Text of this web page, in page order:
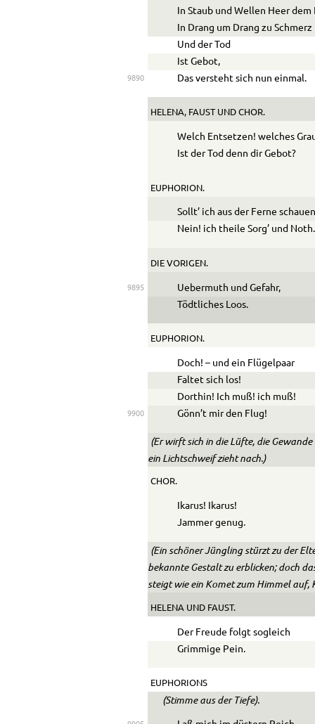
In Staub und Wellen Heer dem
In Drang um Drang zu
Und der Tod
Ist Gebot,
9890 Das versteht sich nun einmal.
HELENA, FAUST UND CHOR.
Welch Entsetzen! welches
Ist der Tod denn dir Gebot?
EUPHORION.
Sollt’ ich aus der Ferne
Nein! ich theile Sorg’ und Noth.
DIE VORIGEN.
9895
Uebermuth und Gefahr,
Tödtliches Loos.
EUPHORION.
Doch! – und ein Flügelpaar
Faltet sich los!
Dorthin! Ich muß! ich muß!
9900 Gönn’t mir den Flug!
(Er wirft sich in die Lüfte, die
ein Lichtschweif zieht nach.)
CHOR.
Ikarus! Ikarus!
Jammer genug.
(Ein schöner Jüngling stürzt zu der
bekannte Gestalt zu erblicken; doch
steigt wie ein Komet zum Himmel auf,
HELENA UND FAUST.
Der Freude folgt sogleich
Grimmige Pein.
EUPHORIONS
(Stimme aus der Tiefe).